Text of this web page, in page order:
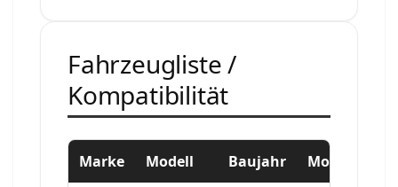
Fahrzeugliste /
Kompatibilität
Marke Modell Baujahr Motor